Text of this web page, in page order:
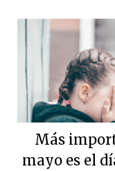
Más
mayo es el